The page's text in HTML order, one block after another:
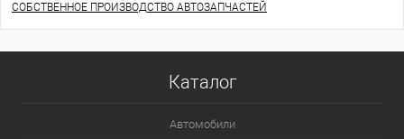
СОБСТВЕННОЕ ПРОИЗВОДСТВО АВТОЗАПЧАСТЕЙ
Каталог
Автомобили